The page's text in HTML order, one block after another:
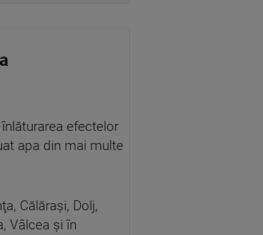
efectelor
apa din mai multe
Călăraşi, Dolj,
Vâlcea şi în